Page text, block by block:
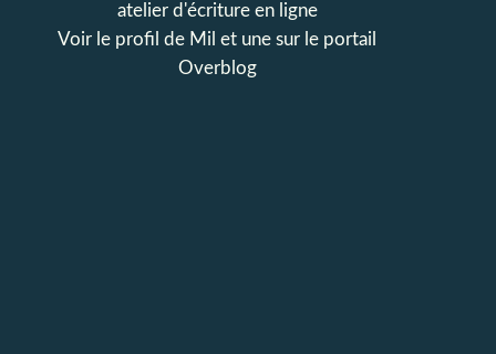
atelier d'écriture en ligne
Voir le profil de Mil et une sur le portail
Overblog